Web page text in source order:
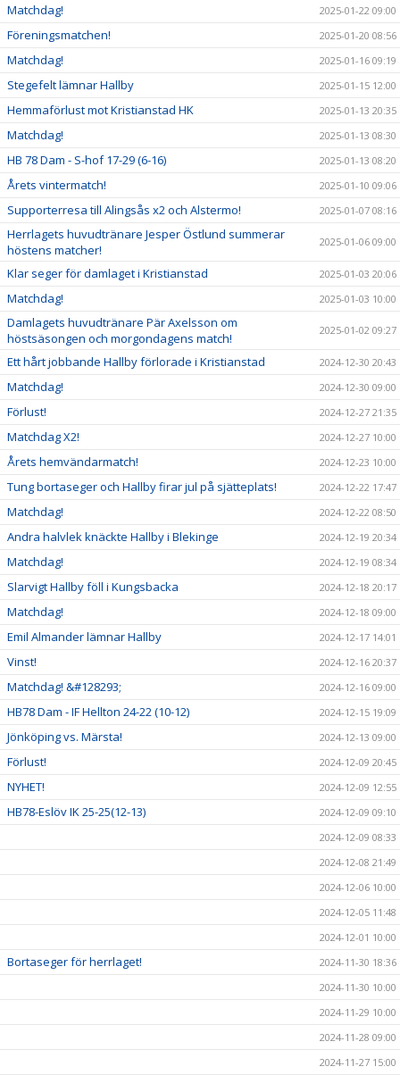
Matchdag! 2025-01-22 09:00
Föreningsmatchen! 2025-01-20 08:56
Matchdag! 2025-01-16 09:19
Stegefelt lämnar Hallby 2025-01-15 12:00
Hemmaförlust mot Kristianstad HK 2025-01-13 20:35
Matchdag! 2025-01-13 08:30
HB 78 Dam - S-hof 17-29 (6-16) 2025-01-13 08:20
Årets vintermatch! 2025-01-10 09:06
Supporterresa till Alingsås x2 och Alstermo! 2025-01-07 08:16
Herrlagets huvudtränare Jesper Östlund summerar
höstens matcher!
2025-01-06 09:00
Klar seger för damlaget i Kristianstad 2025-01-03 20:06
Matchdag! 2025-01-03 10:00
Damlagets huvudtränare Pär Axelsson om
höstsäsongen och morgondagens match!
2025-01-02 09:27
Ett hårt jobbande Hallby förlorade i Kristianstad 2024-12-30 20:43
Matchdag! 2024-12-30 09:00
Förlust! 2024-12-27 21:35
Matchdag X2! 2024-12-27 10:00
Årets hemvändarmatch! 2024-12-23 10:00
Tung bortaseger och Hallby firar jul på sjätteplats! 2024-12-22 17:47
Matchdag! 2024-12-22 08:50
Andra halvlek knäckte Hallby i Blekinge 2024-12-19 20:34
Matchdag! 2024-12-19 08:34
Slarvigt Hallby föll i Kungsbacka 2024-12-18 20:17
Matchdag! 2024-12-18 09:00
Emil Almander lämnar Hallby 2024-12-17 14:01
Vinst! 2024-12-16 20:37
Matchdag! &#128293; 2024-12-16 09:00
HB78 Dam - IF Hellton 24-22 (10-12) 2024-12-15 19:09
Jönköping vs. Märsta! 2024-12-13 09:00
Förlust! 2024-12-09 20:45
NYHET! 2024-12-09 12:55
HB78-Eslöv IK 25-25(12-13)
2024-12-09 09:10
2024-12-09 08:33
2024-12-08 21:49
2024-12-06 10:00
2024-12-05 11:48
2024-12-01 10:00
Bortaseger för herrlaget!
2024-11-30 18:36
2024-11-30 10:00
2024-11-29 10:00
2024-11-28 09:00
2024-11-27 15:00